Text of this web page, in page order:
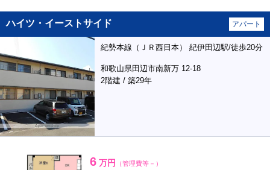
ハイツ・イーストサイド アパート
紀勢本線（ＪＲ西日本） 紀伊田辺駅/徒歩20分
和歌山県田辺市南新万 12-18
2階建 / 築29年
6 万円 （管理費等－）